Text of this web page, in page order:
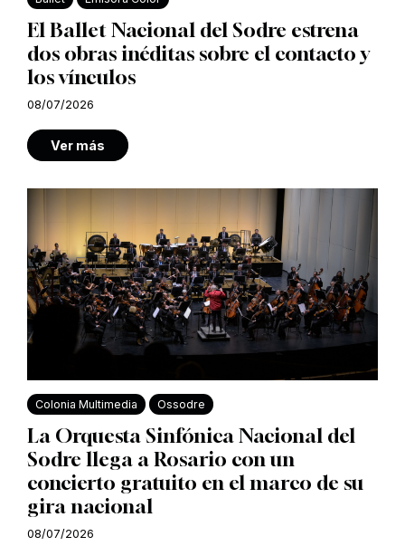
El Ballet Nacional del Sodre estrena
dos obras inéditas sobre el contacto y
los vínculos
08/07/2026
Ver más
Colonia Multimedia Ossodre
La Orquesta Sinfónica Nacional del
Sodre llega a Rosario con un
concierto gratuito en el marco de su
gira nacional
08/07/2026